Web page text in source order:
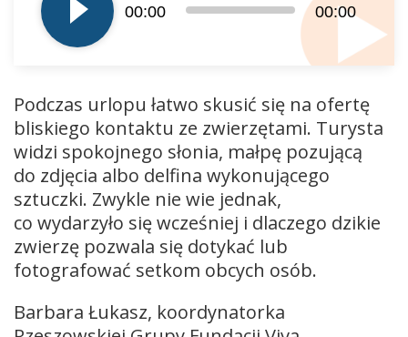
00:00 00:00
Podczas urlopu łatwo skusić się na ofertę
bliskiego kontaktu ze zwierzętami. Turysta
widzi spokojnego słonia, małpę pozującą
do zdjęcia albo delfina wykonującego
sztuczki. Zwykle nie wie jednak,
co wydarzyło się wcześniej i dlaczego dzikie
zwierzę pozwala się dotykać lub
fotografować setkom obcych osób.
Barbara Łukasz, koordynatorka